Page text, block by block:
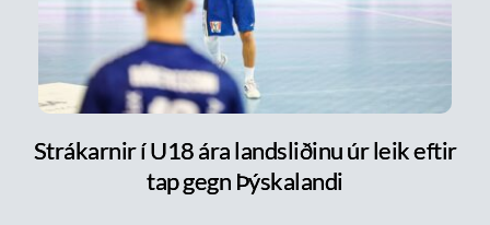
Strákarnir í U18 ára landsliðinu úr leik eftir
tap gegn Þýskalandi